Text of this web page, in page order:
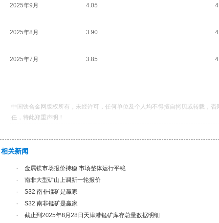
2025年9月 4.05
2025年8月 3.90
2025年7月 3.85
中国铁合金网版权所有，未经许可，任何单位及个人均不得擅自拷贝或转载，
任，特此郑重声明！
相关新闻
·
金属镁市场报价持稳 市场整体运行平稳
·
南非大型矿山上调新一轮报价
·
S32 南非锰矿是赢家
·
S32 南非锰矿是赢家
·
截止到2025年8月28日天津港锰矿库存总量数据明细